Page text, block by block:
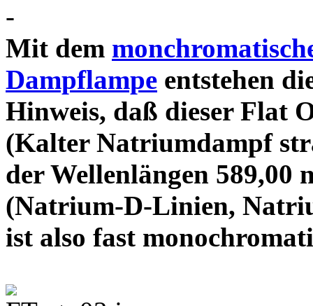
-
Mit dem
Dampflampe entstehen
Hinweis, daß dieser
(Kalter Natriumdampf
der Wellenlängen 589,00
(Natrium-D-Linien,
ist also fast